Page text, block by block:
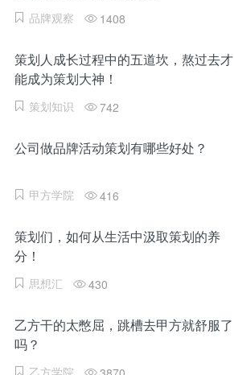
品牌观察 1408
策划人成长过程中的五道坎，熬过去才
能成为策划大神！
策划知识 742
公司做品牌活动策划有哪些好处？
甲方学院 416
策划们，如何从生活中汲取策划的养
分！
思想汇 430
乙方干的太憋屈，跳槽去甲方就舒服了
吗？
乙方学院